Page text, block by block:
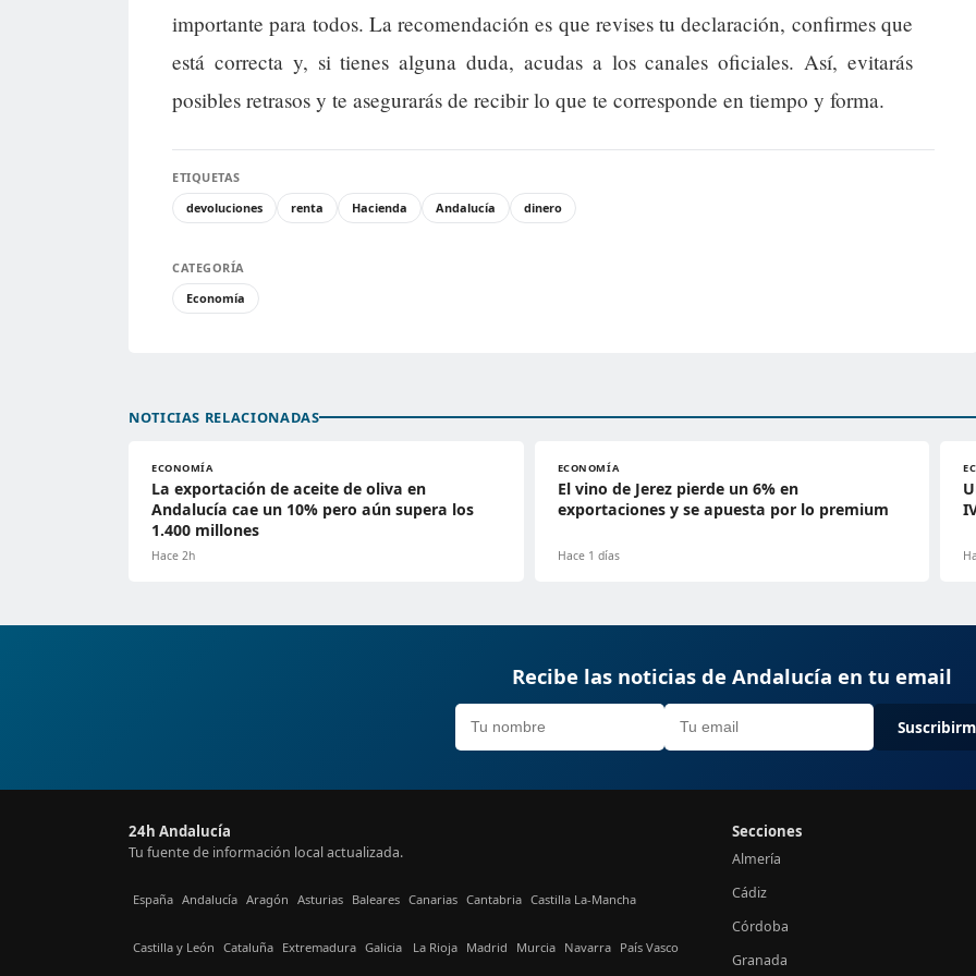
importante para todos. La recomendación es que revises tu declaración, confirmes que
está correcta y, si tienes alguna duda, acudas a los canales oficiales. Así, evitarás
posibles retrasos y te asegurarás de recibir lo que te corresponde en tiempo y forma.
ETIQUETAS
devoluciones
renta Hacienda Andalucía dinero
CATEGORÍA
Economía
NOTICIAS RELACIONADAS
ECONOMÍA
La exportación de aceite de oliva en
Andalucía cae un 10% pero aún supera los
1.400 millones
Hace 2h
ECONOMÍA
El vino de Jerez pierde un 6% en
exportaciones y se apuesta por lo premium
Hace 1 días
Recibe las noticias de Andalucía en tu email
24h Andalucía
Tu fuente de información local actualizada.
España Andalucía Aragón Asturias Baleares Canarias Cantabria Castilla La-Mancha
Castilla y León Cataluña Extremadura Galicia La Rioja Madrid Murcia Navarra País Vasco
Secciones
Almería
Cádiz
Córdoba
Granada